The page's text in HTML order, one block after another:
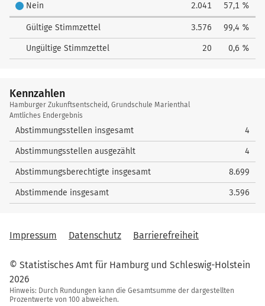
Nein 2.041 57,1 %
Gültige Stimmzettel 3.576 99,4 %
Ungültige Stimmzettel 20 0,6 %
Kennzahlen
Kennzahlen
Hamburger Zukunftsentscheid, Grundschule Marienthal
Amtliches Endergebnis
Abstimmungsstellen insgesamt 4
Abstimmungsstellen ausgezählt 4
Abstimmungsberechtigte insgesamt 8.699
Abstimmende insgesamt 3.596
Impressum Datenschutz Barrierefreiheit
© Statistisches Amt für Hamburg und Schleswig-Holstein
2026
Hinweis: Durch Rundungen kann die Gesamtsumme der dargestellten
Prozentwerte von 100 abweichen.